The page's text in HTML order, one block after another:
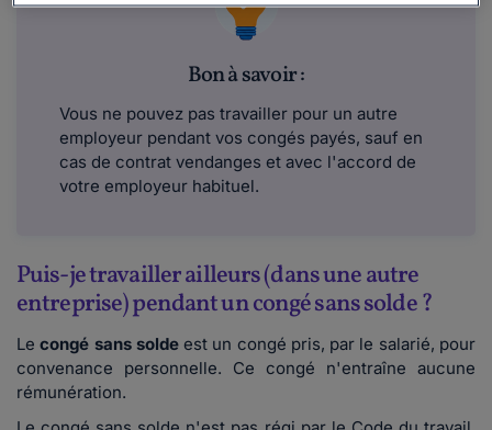
Bon à savoir :
Vous ne pouvez pas travailler pour un autre
employeur pendant vos congés payés, sauf en
cas de contrat vendanges et avec l'accord de
votre employeur habituel.
Puis-je travailler ailleurs (dans une autre
entreprise) pendant un congé sans solde ?
Lecongé sans soldeest un congé pris, par le salarié, pour
convenance personnelle. Ce congé n'entraîne aucune
rémunération.